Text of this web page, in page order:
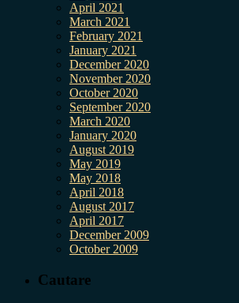
April 2021
March 2021
February 2021
January 2021
December 2020
November 2020
October 2020
September 2020
March 2020
January 2020
August 2019
May 2019
May 2018
April 2018
August 2017
April 2017
December 2009
October 2009
Cautare